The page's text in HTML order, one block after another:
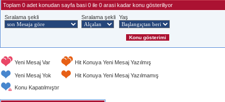
Toplam 0 adet konudan sayfa basi 0 ile 0 arasi kadar konu gösteriliyor
Sıralama şekli
Sıralama şekli Yaş
Yeni Mesaj Var Hit Konuya Yeni Mesaj Yazılmış
Yeni Mesaj Yok
Hit Konuya Yeni Mesaj Yazılmamış
Konu Kapatılmıştır